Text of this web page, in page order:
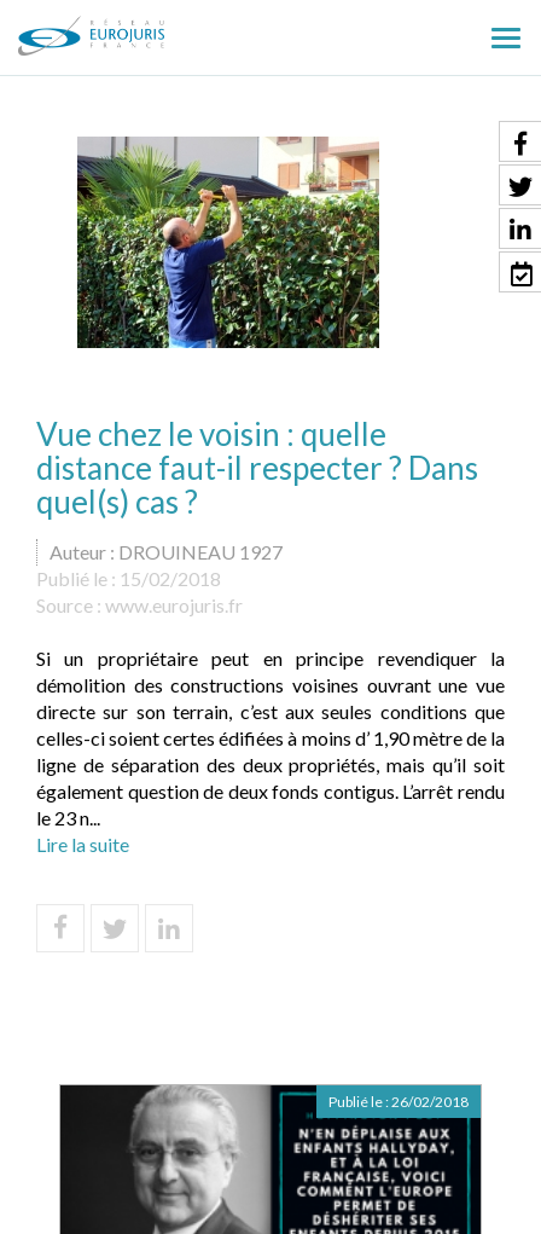
le
Vue chez le voisin : quelle
distance faut-il respecter ? Dans
quel(s) cas ?
Auteur : DROUINEAU 1927
Publié le : 15/02/2018
Source : www.eurojuris.fr
Si un propriétaire peut en principe revendiquer la
démolition des constructions voisines ouvrant une vue
directe sur son terrain, c’est aux seules conditions que
celles-ci soient certes édifiées à moins d’ 1,90 mètre de la
ligne de séparation des deux propriétés, mais qu’il soit
également question de deux fonds contigus. L’arrêt rendu
le 23 n...
Lire la suite
Publié le :26/02/2018